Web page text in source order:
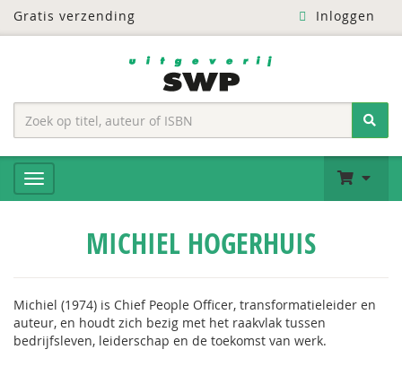
Gratis verzending Inloggen
MICHIEL HOGERHUIS
Michiel (1974) is Chief People Officer, transformatieleider en
auteur, en houdt zich bezig met het raakvlak tussen
bedrijfsleven, leiderschap en de toekomst van werk.